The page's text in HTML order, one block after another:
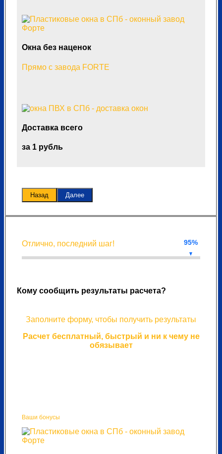
Окна без наценок
Прямо с завода FORTE
Доставка всего
за 1 рубль
Назад Далее
Отлично, последний шаг! 95%
Кому сообщить результаты расчета?
Заполните форму, чтобы получить результаты
Расчет бесплатный, быстрый и ни к чему не
обязывает
Ваши бонусы